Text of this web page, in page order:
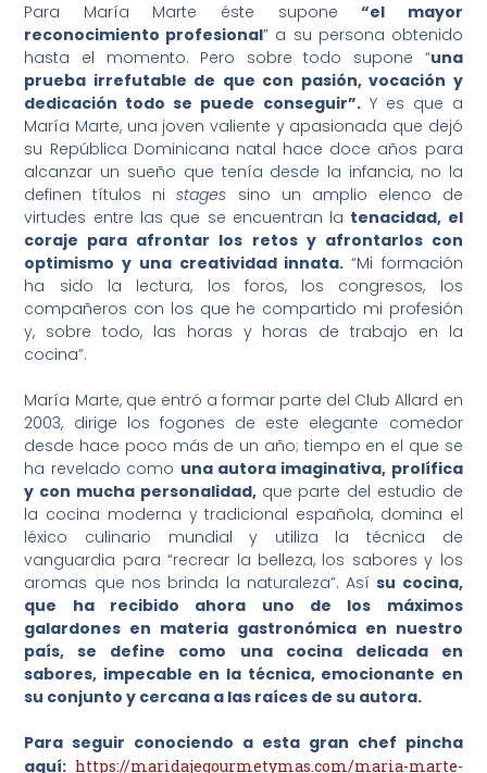
Para María Marte éste supone“el mayor
reconocimiento profesional” a su persona obtenido
hasta el momento. Pero sobre todo supone “una
prueba irrefutable de que con pasión, vocación y
dedicación todo se puede conseguir”.Y es que a
María Marte, una joven valiente y apasionada que dejó
su República Dominicana natal hace doce años para
alcanzar un sueño que tenía desde la infancia, no la
definen títulos nistages sino un amplio elenco de
virtudes entre las que se encuentran la tenacidad, el
coraje para afrontar los retos y afrontarlos con
optimismo y una creatividad innata. “Mi formación
ha sido la lectura, los foros, los congresos, los
compañeros con los que he compartido mi profesión
y, sobre todo, las horas y horas de trabajo en la
cocina”.
María Marte, que entró a formar parte del Club Allard en
2003, dirige los fogones de este elegante comedor
desde hace poco más de un año; tiempo en el que se
ha revelado como una autora imaginativa, prolífica
y con mucha personalidad, que parte del estudio de
la cocina moderna y tradicional española, domina el
léxico culinario mundial y utiliza la técnica de
vanguardia para “recrear la belleza, los sabores y los
aromas que nos brinda la naturaleza”. Asísu cocina,
que ha recibido ahora uno de los máximos
galardones en materia gastronómica en nuestro
país, se define como una cocina delicada en
sabores, impecable en la técnica, emocionante en
su conjunto y cercana a las raíces de su autora.
Para seguir conociendo a esta gran chef pincha
aquí: https://maridajegourmetymas.com/maria-marte-